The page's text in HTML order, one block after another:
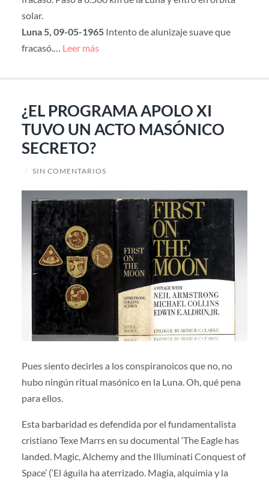
solar.
Luna 5, 09-05-1965 Intento de alunizaje suave que
fracasó.… Leer más
¿EL PROGRAMA APOLO XI
TUVO UN ACTO MASÓNICO
SECRETO?
/ SIN COMENTARIOS
Pues siento decirles a los conspiranoicos que no, no
hubo ningún ritual masónico en la Luna. Oh, qué pena
para ellos.
Esta barbaridad es defendida por el fundamentalista
cristiano Texe Marrs en su documental ‘The Eagle has
landed. Magic, Alchemy and the Illuminati Conquest of
Space’ (‘El águila ha aterrizado. Magia, alquimia y la